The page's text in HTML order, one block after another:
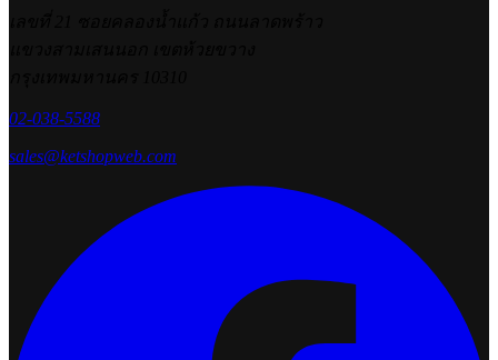
02-038-5588
sales@ketshopweb.com